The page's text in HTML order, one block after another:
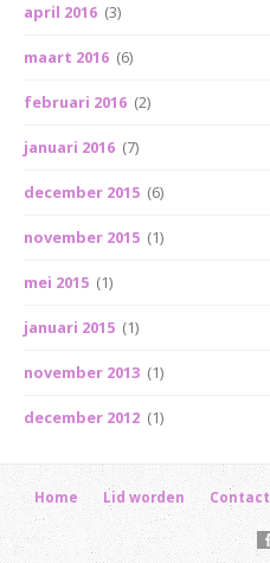
april 2016 (3)
maart 2016 (6)
februari 2016 (2)
januari 2016 (7)
december 2015 (6)
november 2015 (1)
mei 2015 (1)
januari 2015 (1)
november 2013 (1)
december 2012 (1)
Home Lid worden